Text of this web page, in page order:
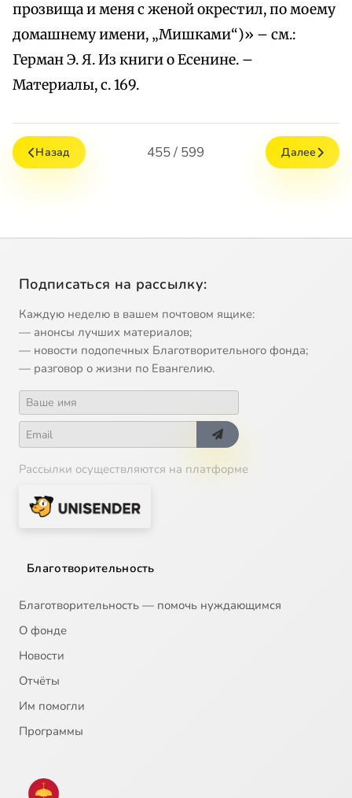
прозвища и меня с женой окрестил, по моему
домашнему имени, „Мишками“)» – см.:
Герман Э. Я. Из книги о Есенине. –
Материалы, с. 169.
Назад 455 / 599 Далее
Подписаться на рассылку:
Каждую неделю в вашем почтовом ящике:
— анонсы лучших материалов;
— новости подопечных Благотворительного фонда;
— разговор о жизни по Евангелию.
Рассылки осуществляются на платформе
Благотворительность
Благотворительность — помочь нуждающимся
О фонде
Новости
Отчёты
Им помогли
Программы